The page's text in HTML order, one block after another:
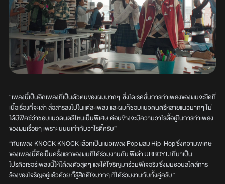
“เพลงนี้เป็นอีกเพลงที่เป็นตัวตนของผมมากๆ ซึ่งไดเรคชั่นการทำเพลงของผมจะยึดที่
เนื้อเรื่องที่จะเล่า สื่อสารลงไปในแต่ละเพลง และผมก็ชอบแนวดนตรีหลายแนวมากๆ ไม่
ได้มีฟิคซ์ว่าชอบแนวดนตรีไหนเป็นพิเศษ ค่อนข้างจะมีความวาไรตี้อยู่ในการทำเพลง
ของผมเรื่อยๆ เพราะ นนนเท่ากับวาไรตี้ครับ”
“กับเพลง KNOCK KNOCK เลือกเป็นแนวเพลง Pop ผสม Hip-Hop ซึ่งความพิเศษ
ของเพลงนี้คือเป็นครั้งแรกของผมที่ได้ร่วมงานกับ พี่เต๋า URBOYTJ ที่มาเป็น
โปรดิวเซอร์เพลงนี้ให้ได้ลงตัวสุดๆ และได้โจริญมาร่วมฟีเจอริง ซึ่งผมชอบสไตล์การ
ร้องของโจริญอยู่แล้วด้วย ก็รู้สึกดีใจมากๆ ที่ได้ร่วมงานกับทั้งคู่ครับ”